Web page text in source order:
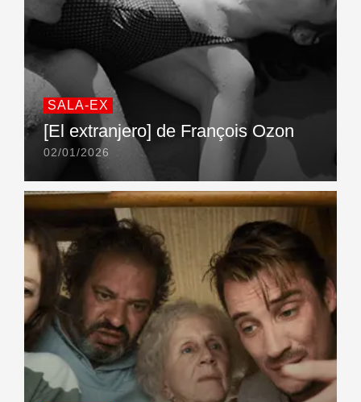
SALA-EX
[El extranjero] de François Ozon
02/01/2026